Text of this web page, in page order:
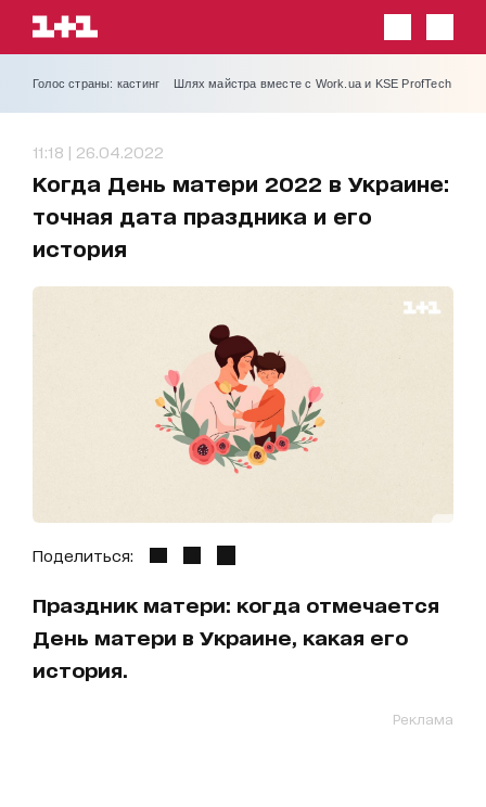
Голос страны: кастинг Шлях майстра вместе с Work.ua и KSE ProfTech
11:18 | 26.04.2022
Когда День матери 2022 в Украине:
точная дата праздника и его
история
Поделиться:
Праздник матери: когда отмечается
День матери в Украине, какая его
история.
Реклама